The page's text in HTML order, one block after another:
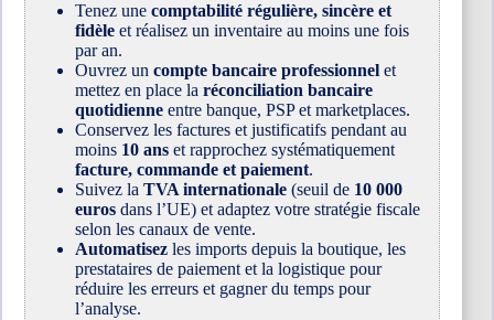
Tenez une comptabilité régulière, sincère et
fidèle et réalisez un inventaire au moins une fois
par an.
Ouvrez un compte bancaire professionnel et
mettez en place la réconciliation bancaire
quotidienne entre banque, PSP et marketplaces.
Conservez les factures et justificatifs pendant au
moins 10 ans et rapprochez systématiquement
facture, commande et paiement.
Suivez la TVA internationale (seuil de 10 000
euros dans l’UE) et adaptez votre stratégie fiscale
selon les canaux de vente.
Automatisez les imports depuis la boutique, les
prestataires de paiement et la logistique pour
réduire les erreurs et gagner du temps pour
l’analyse.